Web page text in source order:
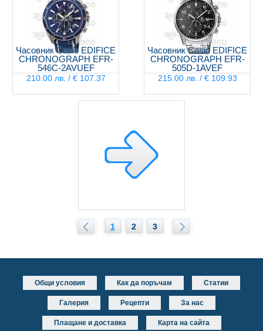
Часовник Casio EDIFICE
CHRONOGRAPH EFR-
546C-2AVUEF
210.00 лв. / € 107.37
Часовник Casio EDIFICE
CHRONOGRAPH EFR-
505D-1AVEF
215.00 лв. / € 109.93
1 2 3
Общи условия Как да поръчам Статии
Галерия Рецепти За нас
Плащане и доставка Карта на сайта